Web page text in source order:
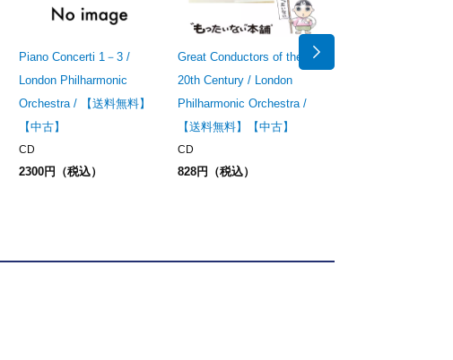
Piano Concerti 1－3 /
London Philharmonic
Orchestra / 【送料無料】
【中古】
CD
2300円（税込）
Great Conductors of the
20th Century / London
Philharmonic Orchestra /
【送料無料】【中古】
CD
828円（税込）